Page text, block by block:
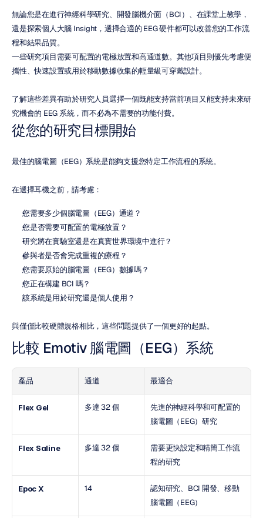
無論您是在進行神經科學研究、開發腦機介面（BCI）、在課堂上教學，
還是探索個人大腦 Insight，選擇合適的 EEG 硬件都可以改善您的工作流
程和結果品質。
一些研究項目需要可配置的電極放置和高通道數。其他項目則優先考慮便
攜性、快速設置或用於移動數據收集的輕量級可穿戴設計。
了解這些差異有助於研究人員選擇一個既能支持當前項目又能支持未來研
究機會的 EEG 系統，而不必為不需要的功能付費。
從您的研究目標開始
最佳的腦電圖（EEG）系統是能夠支援您特定工作流程的系統。
在選擇耳機之前，請考慮：
您需要多少個腦電圖（EEG）通道？
您是否需要可配置的電極放置？
研究將在實驗室還是在真實世界環境中進行？
參與者是否會完成重複的療程？
您需要原始的腦電圖（EEG）數據嗎？
您正在構建 BCI 嗎？
該系統是用於研究還是個人使用？
與僅僅比較硬體規格相比，這些問題提供了一個更好的起點。
比較 Emotiv 腦電圖（EEG）系統
產品 通道 最適合
Flex Gel 多達 32 個
先進的神經科學和可配置的
腦電圖（EEG）研究
Flex Saline 多達 32 個
需要更快設定和精簡工作流
程的研究
Epoc X 14
認知研究、BCI 開發、移動
腦電圖（EEG）